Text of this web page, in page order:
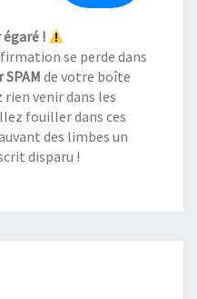
égaré !
se perde dans
de votre boîte
rien venir dans les
fouiller dans ces
des limbes un
disparu !